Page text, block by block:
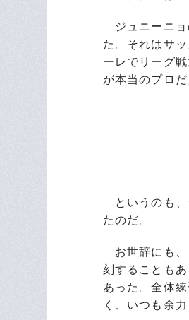
ジュニーニョ
た。それはサ
ーレでリーグ
が本当のプロ
というのも、
たのだ。
お世辞にも、
刻することも
あった。全体
く、いつも余